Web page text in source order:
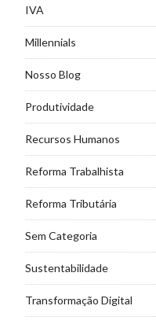
IVA
Millennials
Nosso Blog
Produtividade
Recursos Humanos
Reforma Trabalhista
Reforma Tributária
Sem Categoria
Sustentabilidade
Transformação Digital